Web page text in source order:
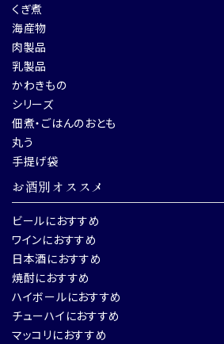
くぎ煮
海産物
肉製品
乳製品
かわきもの
シリーズ
佃煮・ごはんのおとも
丸う
手提げ袋
お酒別オススメ
ビールにおすすめ
ワインにおすすめ
日本酒におすすめ
焼酎におすすめ
ハイボールにおすすめ
チューハイにおすすめ
マッコリにおすすめ